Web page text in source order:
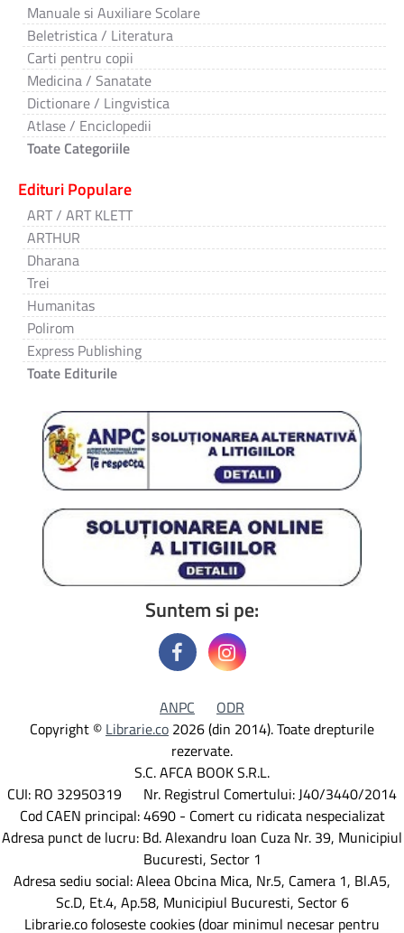
Manuale si Auxiliare Scolare
Beletristica / Literatura
Carti pentru copii
Medicina / Sanatate
Dictionare / Lingvistica
Atlase / Enciclopedii
Toate Categoriile
Edituri Populare
ART / ART KLETT
ARTHUR
Dharana
Trei
Humanitas
Polirom
Express Publishing
Toate Editurile
Suntem si pe:
ANPC
ODR
Copyright © Librarie.co 2026 (din 2014). Toate drepturile
rezervate.
S.C. AFCA BOOK S.R.L.
CUI: RO 32950319 Nr. Registrul Comertului: J40/3440/2014
Cod CAEN principal: 4690 - Comert cu ridicata nespecializat
Adresa punct de lucru: Bd. Alexandru Ioan Cuza Nr. 39, Municipiul
Bucuresti, Sector 1
Adresa sediu social: Aleea Obcina Mica, Nr.5, Camera 1, Bl.A5,
Sc.D, Et.4, Ap.58, Municipiul Bucuresti, Sector 6
Librarie.co foloseste cookies (doar minimul necesar pentru